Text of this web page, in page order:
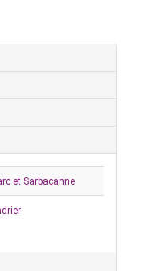
et Sarbacanne